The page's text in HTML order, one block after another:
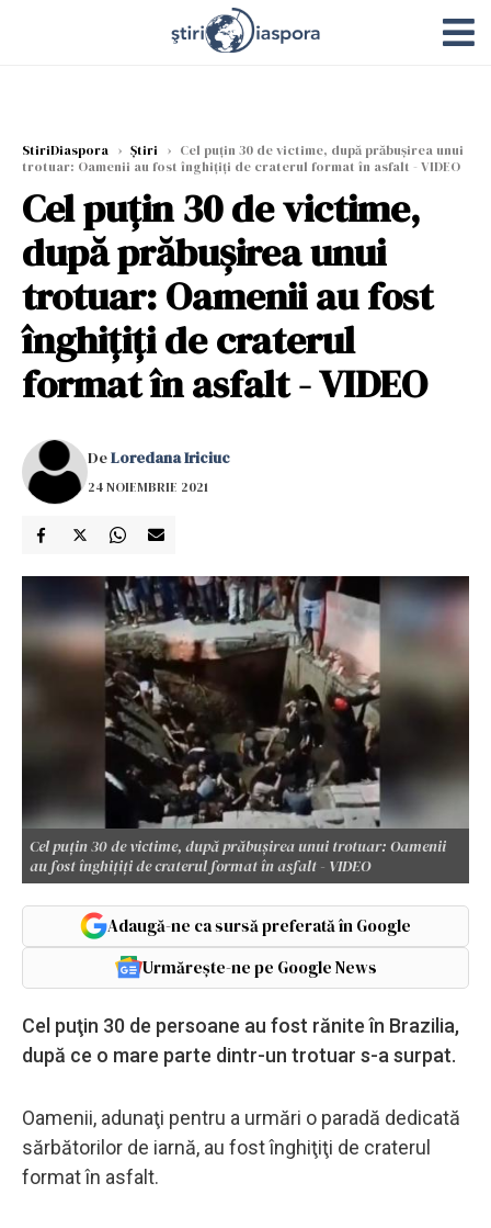
StiriDiaspora › Știri › Cel puțin 30 de victime, după prăbușirea unui
trotuar: Oamenii au fost înghiţiţi de craterul format în asfalt - VIDEO
Cel puțin 30 de victime,
după prăbușirea unui
trotuar: Oamenii au fost
înghiţiţi de craterul
format în asfalt - VIDEO
DeLoredana Iriciuc
24 NOIEMBRIE 2021
Cel puțin 30 de victime, după prăbușirea unui trotuar: Oamenii
au fost înghiţiţi de craterul format în asfalt - VIDEO
Adaugă-ne ca sursă preferată în Google
Urmărește-ne pe Google News
Cel puţin 30 de persoane au fost rănite în Brazilia,
după ce o mare parte dintr-un trotuar s-a surpat.
Oamenii, adunaţi pentru a urmări o paradă dedicată
sărbătorilor de iarnă, au fost înghiţiţi de craterul
format în asfalt.